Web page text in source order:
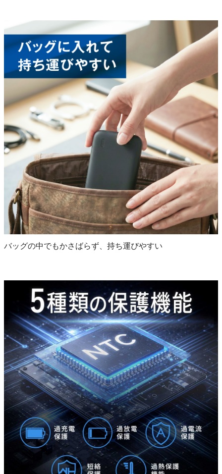
バッグの中でもかさばらず、持ち運びやすい